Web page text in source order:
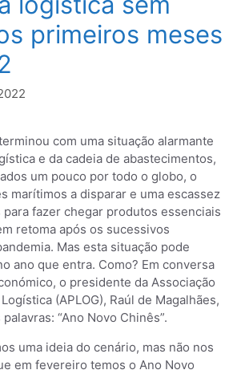
primeiros meses
com uma situação alarmante
e da cadeia de abastecimentos,
um pouco por todo o globo, o
marítimos a disparar e uma escassez
fazer chegar produtos essenciais
retoma após os sucessivos
Mas esta situação pode
ano que entra. Como? Em conversa
o presidente da Associação
(APLOG), Raúl de Magalhães,
“Ano Novo Chinês”.
uma ideia do cenário, mas não nos
em fevereiro temos o Ano Novo